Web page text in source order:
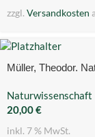
zzgl. Versandkosten
Müller, Theodor.
Naturwissenschaft
20,00€
inkl. 7 % MwSt.